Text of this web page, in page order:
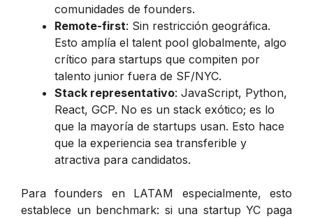
comunidades de founders.
Remote-first: Sin restricción geográfica.
Esto amplía el talent pool globalmente, algo
crítico para startups que compiten por
talento junior fuera de SF/NYC.
Stack representativo: JavaScript, Python,
React, GCP. No es un stack exótico; es lo
que la mayoría de startups usan. Esto hace
que la experiencia sea transferible y
atractiva para candidatos.
Para founders en LATAM especialmente, esto
establece un benchmark: si una startup YC paga